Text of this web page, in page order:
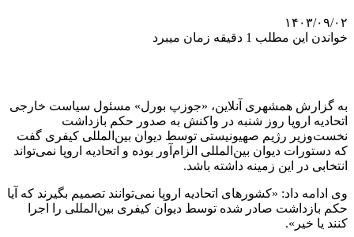
۱۴۰۳/۰۹/۰۲
خواندن این مطلب 1 دقیقه زمان میبرد
به گزارش همشهری آنلاین، «جوزپ بورل» مسئول سیاست خارجی
اتحادیه اروپا روز شنبه در واکنش به صدور حکم بازداشت
نخست‌وزیر رژیم صهیونیستی توسط دیوان بین‌المللی کیفری گفت
که دستورات دیوان بین‌المللی الزام‌آور بوده و اتحادیه اروپا نمی‌تواند
انتخابی در این زمینه داشته باشد.
وی ادامه داد: «کشورهای اتحادیه اروپا نمی‌توانند تصمیم بگیرند که آیا
حکم بازداشت صادر شده توسط دیوان کیفری بین‌المللی را اجرا
کنند یا خیر».